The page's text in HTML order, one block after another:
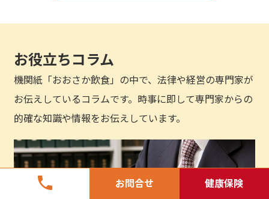
phone お問合せ 健康保険
お役立ちコラム
機関紙「おおさか飲食」の中で、法律や経営の専門家が
お伝えしているコラムです。時事に即して専門家からの
的確な知識や情報をお伝えしています。